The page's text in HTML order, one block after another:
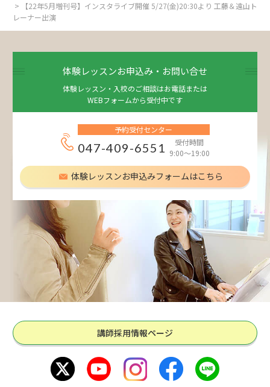
> 【22年5月増刊号】インスタライブ開催 5/27(金)20:30より 工藤＆遠山ト
レーナー出演
体験レッスンお申込み・お問い合せ
体験レッスン・入校のご相談はお電話または
WEBフォームから受付中です
予約受付センター
047-409-6551
受付時間
9:00～19:00
体験レッスンお申込みフォームはこちら
講師採用情報ページ